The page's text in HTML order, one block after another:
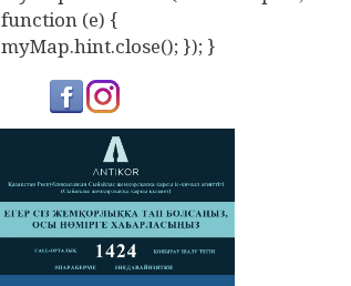
function (e) {
myMap.hint.close(); }); }